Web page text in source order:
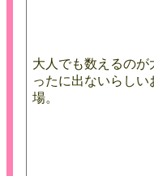
大人でも数えるの
ったに出ないらし
場。